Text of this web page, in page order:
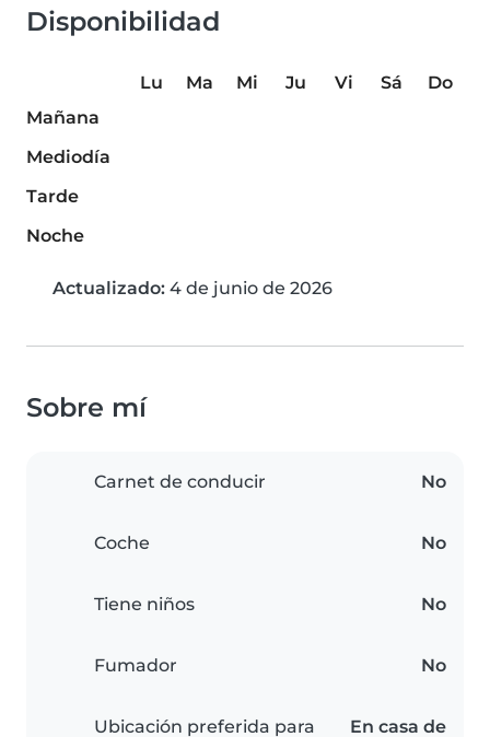
Disponibilidad
Lu Ma Mi Ju Vi Sá
Do
Mañana
Mediodía
Tarde
Noche
Actualizado: 4 de junio de 2026
Sobre mí
Carnet de conducir No
Coche No
Tiene niños No
Fumador No
Ubicación preferida para
En casa de